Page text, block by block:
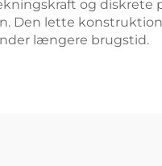
og diskrete
Den lette
længere brugstid.